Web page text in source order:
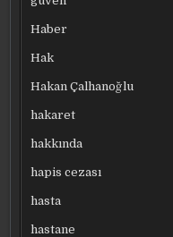
Haber
Hak
Hakan Çalhanoğlu
hakaret
hakkında
hapis cezası
hasta
hastane